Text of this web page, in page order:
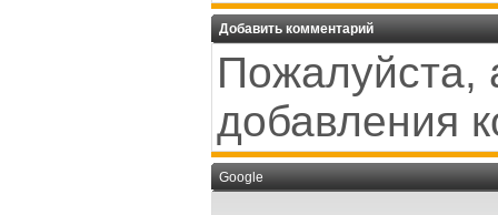
Добавить комментарий
Пожалуйста,
добавления
Google